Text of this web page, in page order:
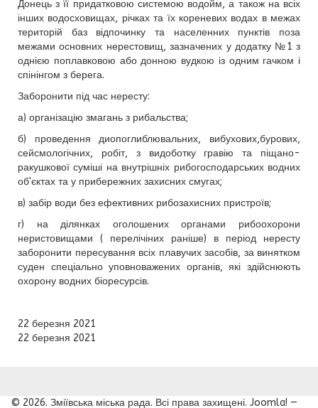
Донець з її придатковою системою водойм, а також на всіх
інших водосховищах, річках та їх кореневих водах в межах
територій баз відпочинку та населенних пунктів поза
межами основних нерестовищ, зазначених у додатку №1 з
однією поплавковою або донною вудкою із одним гачком і
спінінгом з берега.
Заборонити під час нересту:
а) організацію змагань з рибальства;
б) проведення диопоглиблювальних, вибухових,бурових,
сейсмологічних, робіт, з видоботку гравію та піщано-
ракушкової суміші на внутрішніх рибогосподарських водних
об'єктах та у прибережних захисних смугах;
в) забір води без ефективних рибозахисних пристроїв;
г) на ділянках оголошених органами рибоохорони
неристовищами ( перелічіних раніше) в період нересту
заборонити пересування всіх плавучих засобів, за винятком
суден спеціально уповноважених органів, які здійснюють
охорону водних біоресурсів.
22 березня 2021
22 березня 2021
© 2026. Зміївська міська рада. Всі права захищені. Joomla! —